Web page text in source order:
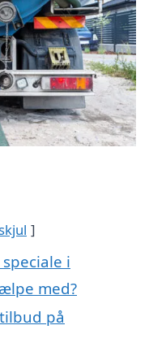
i
med?
på